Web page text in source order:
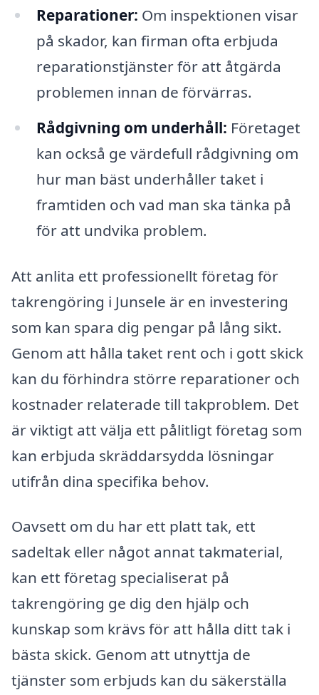
Reparationer: Om inspektionen visar
på skador, kan firman ofta erbjuda
reparationstjänster för att åtgärda
problemen innan de förvärras.
Rådgivning om underhåll: Företaget
kan också ge värdefull rådgivning om
hur man bäst underhåller taket i
framtiden och vad man ska tänka på
för att undvika problem.
Att anlita ett professionellt företag för
takrengöring i Junsele är en investering
som kan spara dig pengar på lång sikt.
Genom att hålla taket rent och i gott skick
kan du förhindra större reparationer och
kostnader relaterade till takproblem. Det
är viktigt att välja ett pålitligt företag som
kan erbjuda skräddarsydda lösningar
utifrån dina specifika behov.
Oavsett om du har ett platt tak, ett
sadeltak eller något annat takmaterial,
kan ett företag specialiserat på
takrengöring ge dig den hjälp och
kunskap som krävs för att hålla ditt tak i
bästa skick. Genom att utnyttja de
tjänster som erbjuds kan du säkerställa